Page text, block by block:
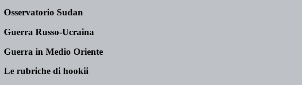
Osservatorio Sudan
Guerra Russo-Ucraina
Guerra in Medio Oriente
Le rubriche di hookii